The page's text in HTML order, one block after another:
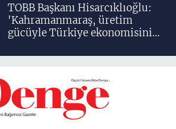
TOBB Başkanı Hisarcıklıoğlu:
'Kahramanmaraş, üretim
gücüyle Türkiye ekonomisinin
birisidir'